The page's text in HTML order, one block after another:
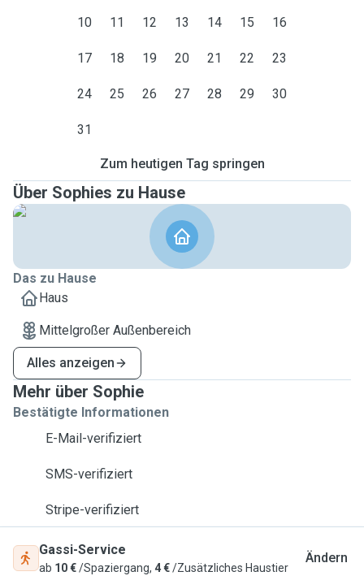
10 11 12 13 14 15 16
17 18 19 20 21 22 23
24 25 26 27 28 29 30
31
Zum heutigen Tag springen
Über Sophies zu Hause
Das zu Hause
Haus
Mittelgroßer Außenbereich
Alles anzeigen
Mehr über Sophie
Bestätigte Informationen
E-Mail-verifiziert
SMS-verifiziert
Stripe-verifiziert
Gassi-Service
ab 10 €/Spaziergang, 4 €/Zusätzliches Haustier
Ändern